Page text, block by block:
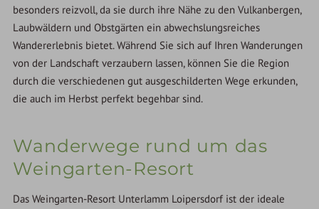
besonders reizvoll, da sie durch ihre Nähe zu den Vulkanbergen,
Laubwäldern und Obstgärten ein abwechslungsreiches
Wandererlebnis bietet. Während Sie sich auf Ihren Wanderungen
von der Landschaft verzaubern lassen, können Sie die Region
durch die verschiedenen gut ausgeschilderten Wege erkunden,
die auch im Herbst perfekt begehbar sind.
Wanderwege rund um das
Weingarten-Resort
Das Weingarten-Resort Unterlamm Loipersdorf ist der ideale